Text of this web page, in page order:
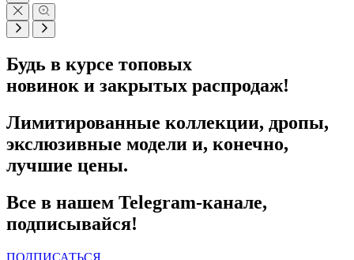
Будь в курсе топовых
новинок и закрытых распродаж!
Лимитированные коллекции, дропы,
экслюзивные модели и, конечно,
лучшие цены.
Все в нашем Telegram-канале,
подписывайся!
ПОДПИСАТЬСЯ